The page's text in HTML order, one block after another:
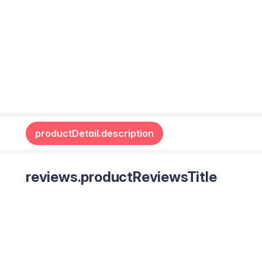
productDetail.description
reviews.productReviewsTitle